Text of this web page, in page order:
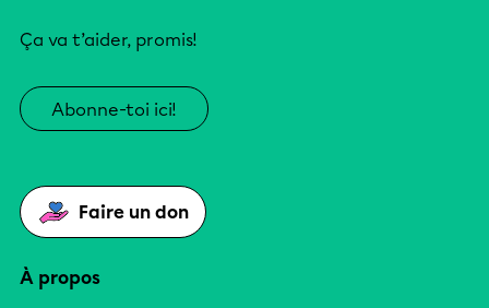
Ça va t’aider, promis!
Abonne-toi ici!
Faire un don
À propos